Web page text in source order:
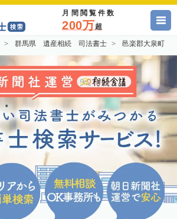
月間閲覧件数
200万超
群馬県 遺産相続 司法書士 邑楽郡大泉町